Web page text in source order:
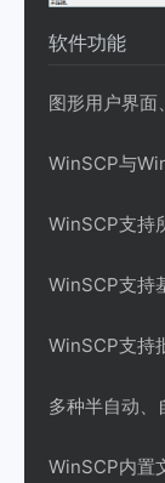
软件功能
图形用户界面
WinSCP与
WinSCP支持
WinSCP支持
WinSCP支持
多种半自动、
WinSCP内置